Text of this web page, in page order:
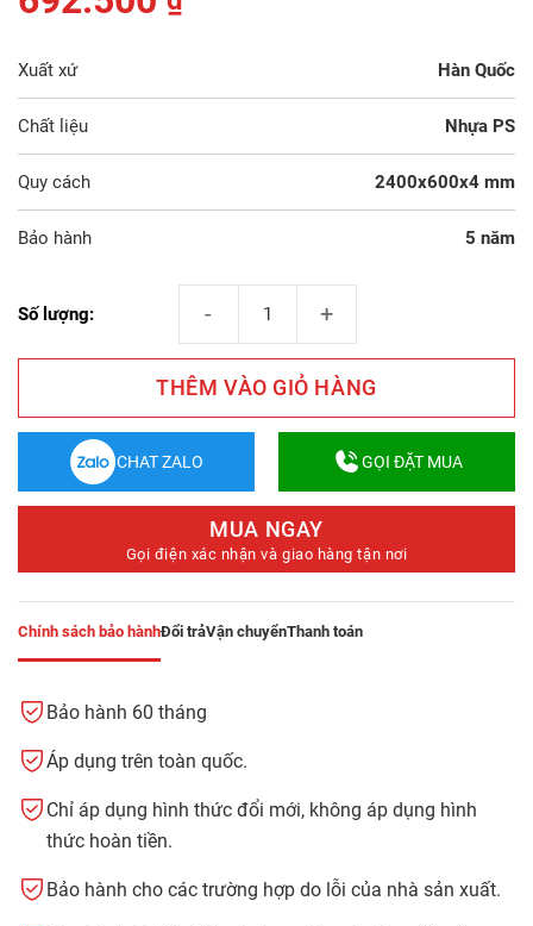
Xuất xứ Hàn Quốc
Chất liệu Nhựa PS
Quy cách 2400x600x4 mm
Bảo hành 5 năm
Số lượng:
THÊM VÀO GIỎ HÀNG
CHAT ZALO GỌI ĐẶT MUA
MUA NGAY
Gọi điện xác nhận và giao hàng tận nơi
Chính sách bảo hànhĐổi trảVận chuyểnThanh toán
Bảo hành 60 tháng
Áp dụng trên toàn quốc.
Chỉ áp dụng hình thức đổi mới, không áp dụng hình
thức hoàn tiền.
Bảo hành cho các trường hợp do lỗi của nhà sản xuất.